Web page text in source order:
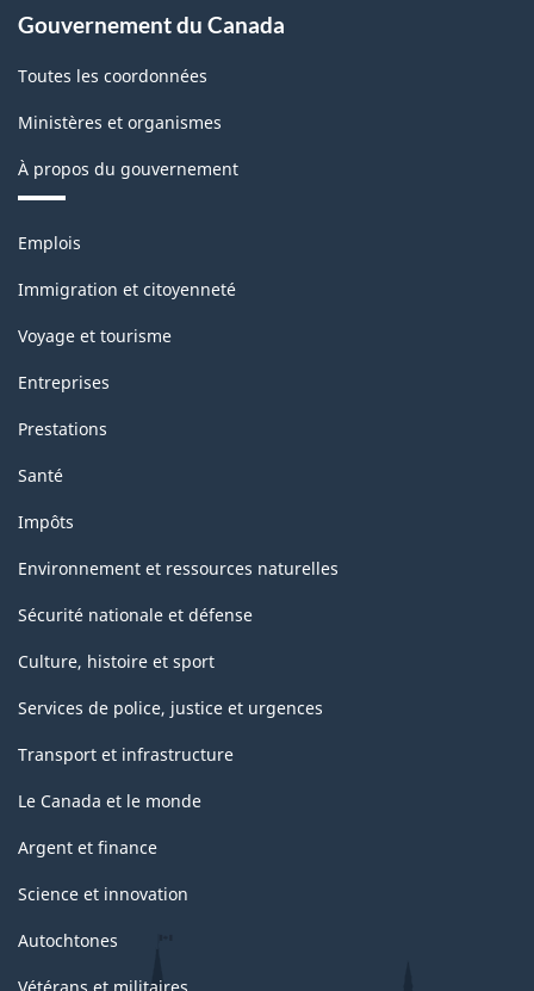
active
Structure
de
classification
Gouvernement du Canada
Toutes les coordonnées
Ministères et organismes
À propos du gouvernement
Thèmes
sujets
Emplois
Immigration et citoyenneté
Voyage et tourisme
Entreprises
Prestations
Santé
Impôts
Environnement et ressources naturelles
Sécurité nationale et défense
Culture, histoire et sport
Services de police, justice et urgences
Transport et infrastructure
Le Canada et le monde
Argent et finance
Science et innovation
Autochtones